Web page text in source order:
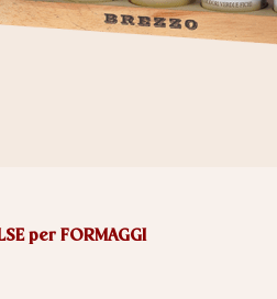
per FORMAGGI